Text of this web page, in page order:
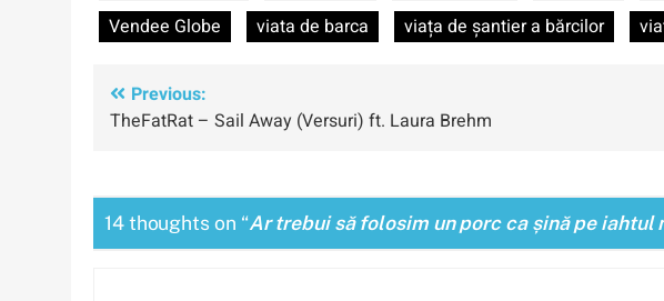
Vendee Globe
viata de barca viața de șantier a bărcilor
Navigare
în
Previous:
TheFatRat – Sail Away (Versuri) ft. Laura Brehm
14 thoughts on “Ar trebui să folosim un porc ca șină pe iahtul